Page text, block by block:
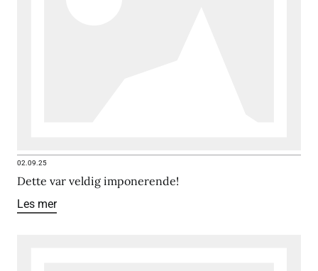
02.09.25
Dette var veldig imponerende!
Les mer